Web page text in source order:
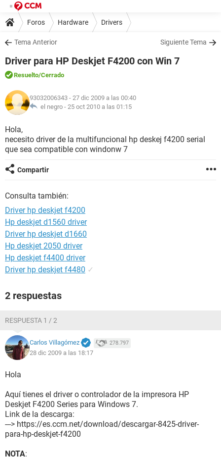
Foros Hardware Drivers
Tema Anterior Siguiente Tema
Driver para HP Deskjet F4200 con Win 7
Resuelto/Cerrado
93032006343 - 27 dic 2009 a las 00:40
el negro - 25 oct 2010 a las 01:15
Hola,
necesito driver de la multifuncional hp deskej f4200 serial
que sea compatible con windonw 7
Compartir
Consulta también:
Driver hp deskjet f4200
Hp deskjet d1560 driver
Driver hp deskjet d1660
Hp deskjet 2050 driver
Hp deskjet f4400 driver
Driver hp deskjet f4480 ✓
2 respuestas
RESPUESTA 1 / 2
Carlos Villagómez 278.797
28 dic 2009 a las 18:17
Hola
Aquí tienes el driver o controlador de la impresora HP
Deskjet F4200 Series para Windows 7.
Link de la descarga:
---> https://es.ccm.net/download/descargar-8425-driver-
para-hp-deskjet-f4200
NOTA: